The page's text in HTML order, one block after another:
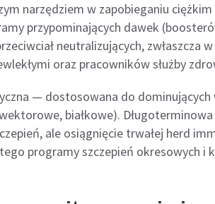
narzędziem w zapobieganiu ciężkim
przypominających dawek
neutralizujących, zwłaszcza
oraz pracowników służby
— dostosowana do
białkowe).
ale osiągnięcie trwałej herd
programy szczepień okresowych i